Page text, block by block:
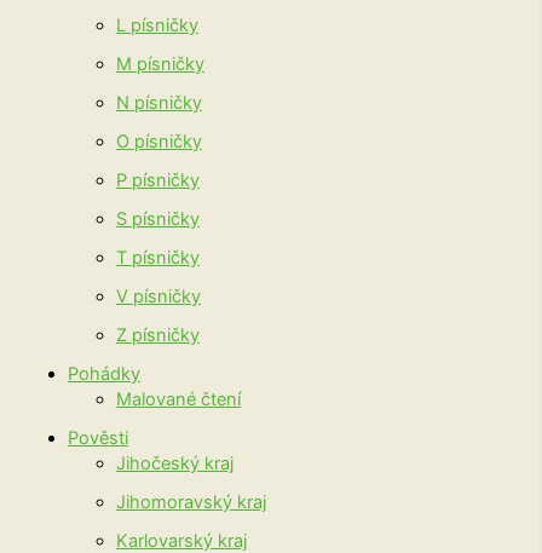
L písničky
M písničky
N písničky
O písničky
P písničky
S písničky
T písničky
V písničky
Z písničky
Pohádky
Malované čtení
Pověsti
Jihočeský kraj
Jihomoravský kraj
Karlovarský kraj